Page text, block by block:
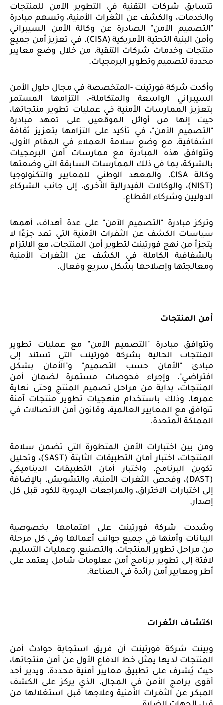
تتسابق شركات التقنية في التطوير الآمن للمنتجات
والخدمات، والكشف عن الثغرات الأمنية، وتسهم مبادرة
"التصميم الآمن" الصادرة عن وكالة الأمن السيبراني
وأمن البنية التحتية الأمريكية (CISA)، في تعزيز أمن جميع
منتجات وخدمات شركات التنقية، من خلال وضع معايير
محددة لتصميم وتطوير البرمجيات.
وأكدت شركة فورتينت -المتخصصة في مجال حلول الأمن
السيبراني الواسعة والمتكاملة-، التزامها المستمر
بتعزيز الممارسات الأمنية في عمليات تطوير منتجاتها،
حيث إنها من أوائل الموقعين على تعهد مبادرة
"التصميم الآمن"، في تأكيد على التزامها بتعزيز ثقافة
الشفافية، مع وضع سلامة العملاء في المقام الأول،
وتتوافق هذه المبادرة مع ممارسات أمن البرمجيات
بالشركة، بما في ذلك الممارسات السابقة التي وضعتها
وكالةCISA، والمعهد الوطني للمعايير والتكنولوجيا
(
NIST)، والوكالات الفيدرالية الأخرى، إلى جانب الشركاء
الدوليين وشركاء القطاع.
وتركز مبادرة "التصميم الآمن" على عدة أهداف، أهمها
سياسات الكشف عن الثغرات الأمنية التي تعد جزءًا لا
يتجزأ من نهج فورتينت لتطوير أمن المنتجات، مع الالتزام
بالشفافية الكاملة في الكشف عن الثغرات الأمنية
ومعالجتها وإصلاحها بشكل سريع وفعال.
أمن المنتجات
وتتوافق مبادرة "التصميم الآمن" مع عمليات تطوير
المنتجات الحالية بشركة فورتينت التي تستند إلى
مبادئ "الأمان حسب التصميم" و"الأمان بشكل
افتراضي"، وإجراء فحوصات مستمرة لضمان أمن
المنتجات، بداية من مراحل تصميم المنتج وحتى نهاية
عمرها، وذلك باستخدام منهجيات تطوير منتجات آمنة
تتوافق مع المعايير العالمية، وقانون أمن الاتصالات في
المملكة المتحدة.
ومن بين اختبارات الأمن المتطورة التي تضمن سلامة
المنتجات، اختبار أمان التطبيقات الثابتة ( SAST)، وتحليل
تكوين البرنامج، واختبار أمان التطبيقات الديناميكي
(
DAST)، وفحص الثغرات الأمنية، والتشويش، بالإضافة
إلى اختبارات الاختراق، والمراجعات اليدوية للكود قبل كل
إصدار.
وشددت شركة فورتينت على اهتمامها بخصوصية
البيانات وأمنها في جميع جوانب أعمالها وفي كل مرحلة
من مراحل تطوير المنتجات، والتصنيع، وعمليات التسليم،
لافتة إلى تطوير برنامج أمن معلومات شامل يعتمد على
أطر ومعايير أمن رائدة في الصناعة.
اكتشاف الثغرات
وبينت شركة فورتينت أن فريق استجابة حوادث أمن
المنتجات لديها يمثل خط الدفاع الأول عن أمن منتجاتها،
حيث يُشرف على تطبيق معايير أمنية محددة، ويدير أحد
أقوى برامج الأمن في المجال، الذي يركز على الكشف
المبكر عن الثغرات الأمنية وعلاجها قبل استغلالها من